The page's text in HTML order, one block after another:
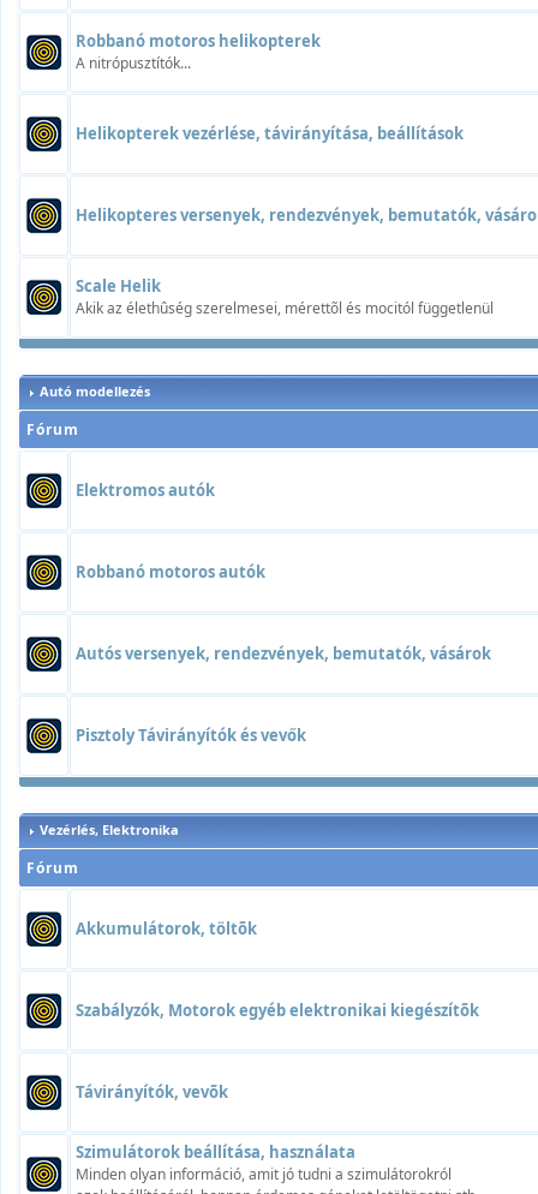
Robbanó motoros helikopterek
A nitrópusztítók...
Helikopterek vezérlése, távirányítása, beállítások
Helikopteres versenyek, rendezvények, bemutatók,
Scale Helik
Akik az élethûség szerelmesei, mérettõl és mocitól függetlenül
Autó modellezés
Fórum
Elektromos autók
Robbanó motoros autók
Autós versenyek, rendezvények, bemutatók, vásárok
Pisztoly Távirányítók és vevők
Vezérlés, Elektronika
Fórum
Akkumulátorok, töltõk
Szabályzók, Motorok egyéb elektronikai kiegészítõk
Távirányítók, vevõk
Szimulátorok beállítása, használata
Minden olyan információ, amit jó tudni a szimulátorokról